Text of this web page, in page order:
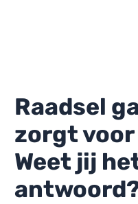
Raadsel
zorgt
Weet jij